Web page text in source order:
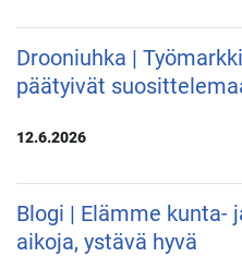
Drooniuhka |
päätyivät
12.6.2026
Blogi | Elämme kunta-
aikoja, ystävä hyvä